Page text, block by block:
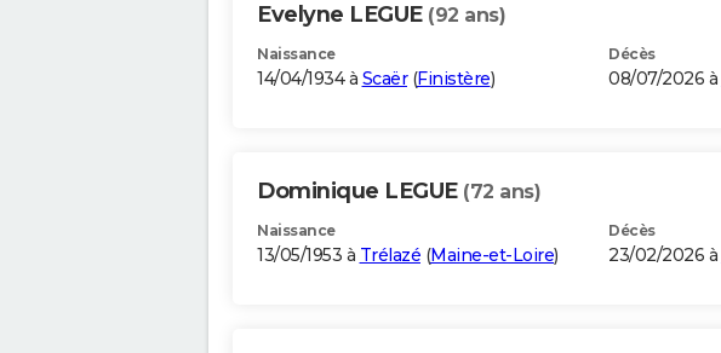
Evelyne LEGUE (92 ans)
Naissance
14/04/1934 à Scaër(Finistère)
Décès
08/07/2026 à
Dominique LEGUE (72 ans)
Naissance
13/05/1953 à Trélazé (Maine-et-Loire)
Décès
23/02/2026 à